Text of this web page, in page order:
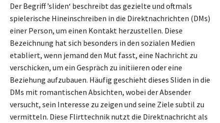
Der Begriff ’sliden‘ beschreibt das gezielte und oftmals
spielerische Hineinschreiben in die Direktnachrichten (DMs)
einer Person, um einen Kontakt herzustellen. Diese
Bezeichnung hat sich besonders in den sozialen Medien
etabliert, wenn jemand den Mut fasst, eine Nachricht zu
verschicken, um ein Gespräch zu initiieren oder eine
Beziehung aufzubauen. Häufig geschieht dieses Sliden in die
DMs mit romantischen Absichten, wobei der Absender
versucht, sein Interesse zu zeigen und seine Ziele subtil zu
vermitteln. Diese Flirttechnik nutzt die Direktnachricht als